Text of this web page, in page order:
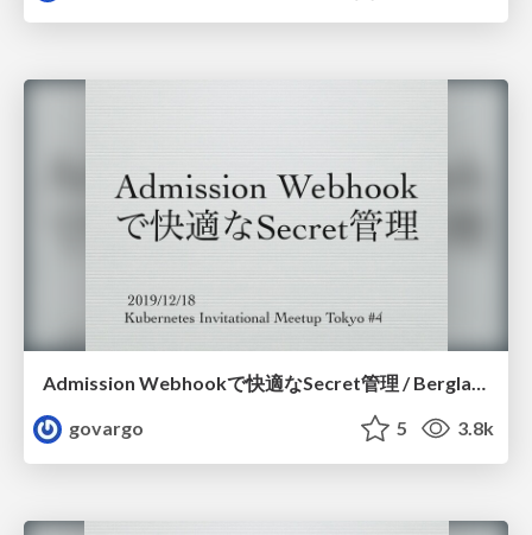
Admission Webhookで快適なSecret管理 / Berglas Secret Admission Webhook
govargo
5 3.8k